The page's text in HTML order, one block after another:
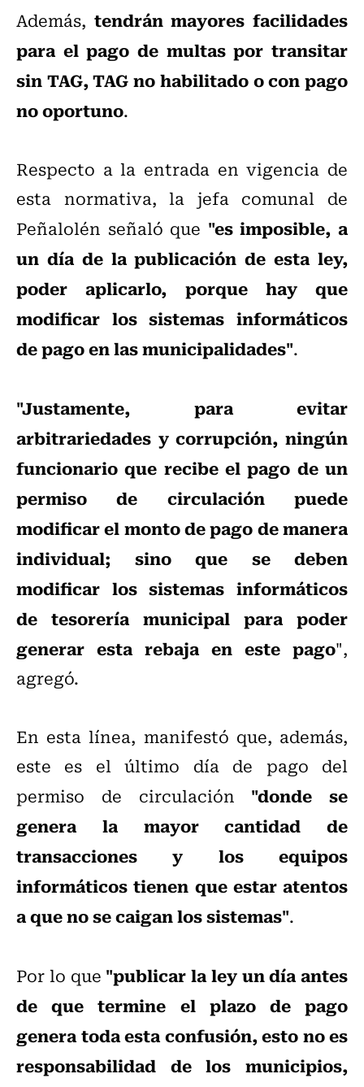
Además, tendrán mayores facilidades
para el pago de multas por transitar
sin TAG, TAG no habilitado o con pago
no oportuno.
Respecto a la entrada en vigencia de
esta normativa, la jefa comunal de
Peñalolén señaló que "es imposible, a
un día de la publicación de esta ley,
poder aplicarlo, porque hay que
modificar los sistemas informáticos
de pago en las municipalidades".
"Justamente, para evitar
arbitrariedades y corrupción, ningún
funcionario que recibe el pago de un
permiso de circulación puede
modificar el monto de pago de manera
individual; sino que se deben
modificar los sistemas informáticos
de tesorería municipal para poder
generar esta rebaja en este pago",
agregó.
En esta línea, manifestó que, además,
este es el último día de pago del
permiso de circulación "donde se
genera la mayor cantidad de
transacciones y los equipos
informáticos tienen que estar atentos
a que no se caigan los sistemas".
Por lo que "publicar la ley un día antes
de que termine el plazo de pago
genera toda esta confusión, esto no es
responsabilidad de los municipios,